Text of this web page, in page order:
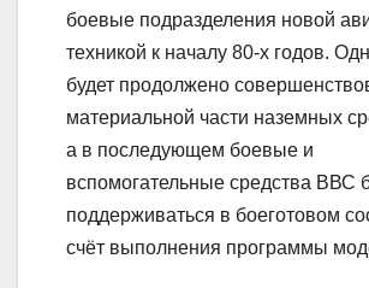
боевые подразделения новой
техникой к началу 80-х годов.
будет продолжено
материальной части наземных
а в последующем боевые и
вспомогательные средства ВВС
поддерживаться в боеготовом
счёт выполнения программы